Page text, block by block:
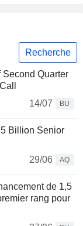
Recherche
Second Quarter
14/07
BU
Billion Senior
29/06
AQ
de 1,5
rang pour